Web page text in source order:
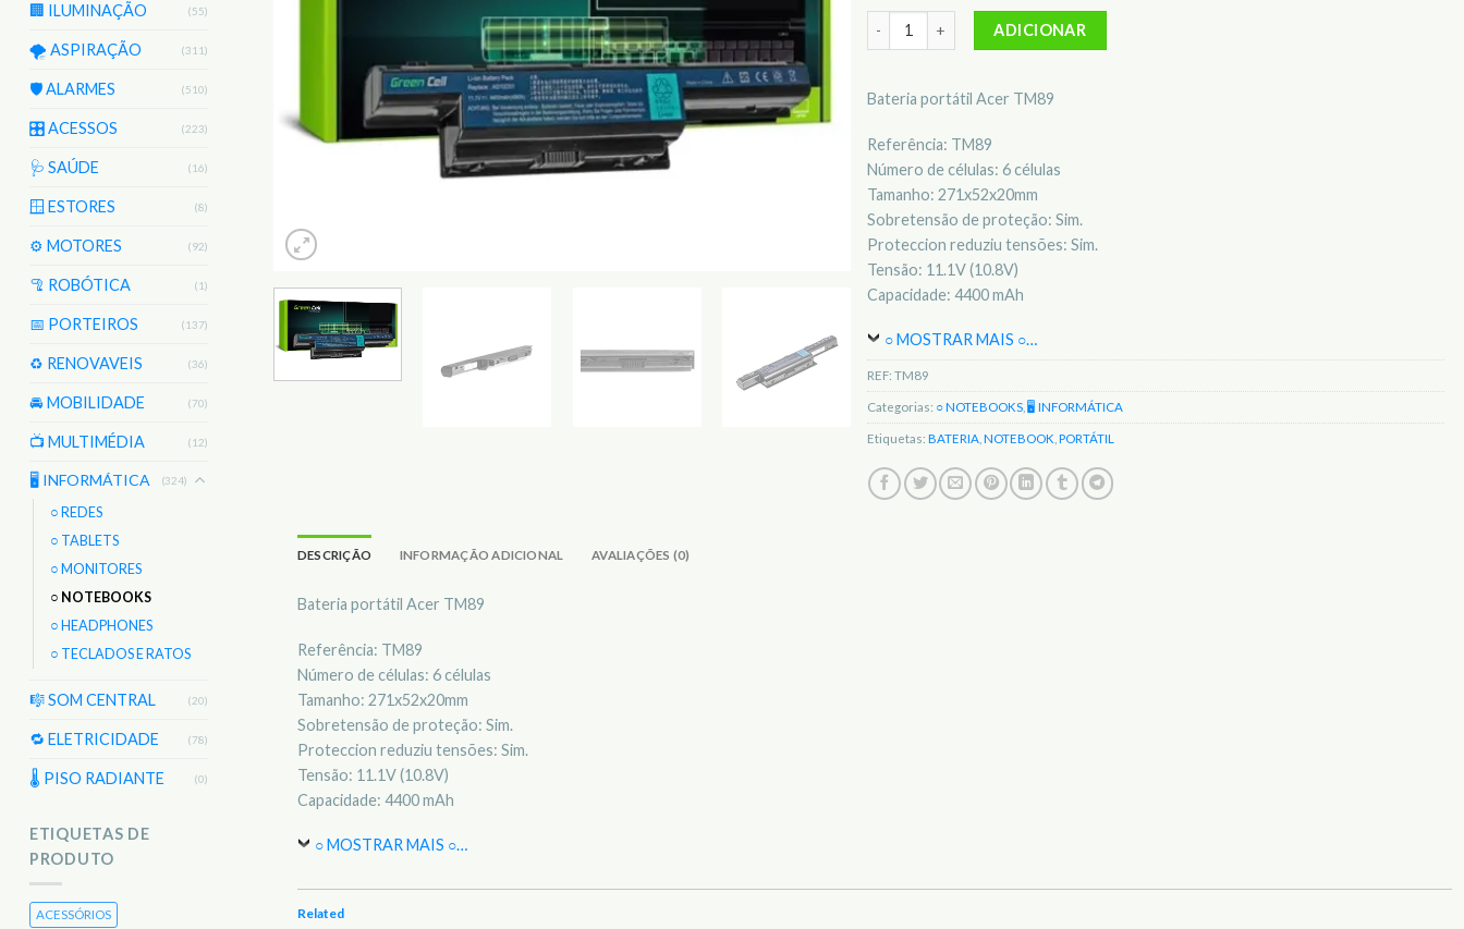
🏢 ILUMINAÇÃO (55)
🌪️ ASPIRAÇÃO (311)
🛡️ ALARMES (510)
🎛️ ACESSOS (223)
🩺 SAÚDE (16)
🪟 ESTORES (8)
⚙️ MOTORES (92)
🦿 ROBÓTICA (1)
📅 PORTEIROS (137)
♻️ RENOVAVEIS (36)
🚘 MOBILIDADE (70)
📺 MULTIMÉDIA (12)
🖥️ INFORMÁTICA (324)
○ REDES
○ TABLETS
○ MONITORES
○ NOTEBOOKS
○ HEADPHONES
○ TECLADOS E RATOS
🎼 SOM CENTRAL (20)
🔁 ELETRICIDADE (78)
🌡 PISO RADIANTE (0)
ETIQUETAS DE
PRODUTO
ACESSÓRIOS
Quantidade de Bateria para notebook Acer TM89
ADICIONAR
Bateria portátil Acer TM89
Referência: TM89
Número de células: 6 células
Tamanho: 271x52x20mm
Sobretensão de proteção: Sim.
Proteccion reduziu tensões: Sim.
Tensão: 11.1V (10.8V)
Capacidade: 4400 mAh
○ MOSTRAR MAIS ○…
REF: TM89
Categorias: ○ NOTEBOOKS 🖥️ INFORMÁTICA
Etiquetas: BATERIA NOTEBOOK PORTÁTIL
DESCRIÇÃO INFORMAÇÃO ADICIONAL AVALIAÇÕES (0)
Bateria portátil Acer TM89
Referência: TM89
Número de células: 6 células
Tamanho: 271x52x20mm
Sobretensão de proteção: Sim.
Proteccion reduziu tensões: Sim.
Tensão: 11.1V (10.8V)
Capacidade: 4400 mAh
○ MOSTRAR MAIS ○…
Related